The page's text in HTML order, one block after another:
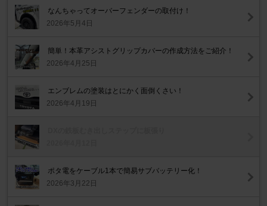
なんちゃってオーバーフェンダーの取付け！
2026年5月4日
簡単！本革アシストグリップカバーの作成方法をご紹介！
2026年4月25日
エンブレムの塗装はとにかく面倒くさい！
2026年4月19日
ポタ電をケーブル1本で簡易サブバッテリー化！
2026年3月22日